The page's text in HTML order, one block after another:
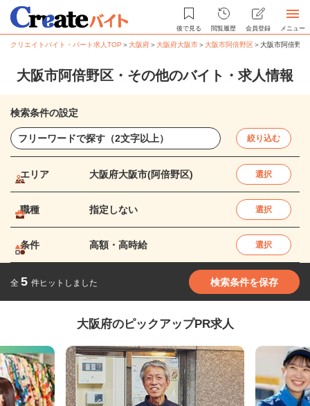
後で見る 閲覧履歴 会員登録 メニュー
クリエイトバイト・パート求人TOP ＞大阪府＞大阪府大阪市＞大阪市阿倍野区＞大阪市阿倍野
大阪市阿倍野区・その他のバイト・求人情報
検索条件の設定
絞り込む
エリア 大阪府大阪市(阿倍野区) 選択
職種 指定しない 選択
条件 高額・高時給 選択
全 5 件ヒットしました 検索条件を保存
大阪府のピックアップPR求人